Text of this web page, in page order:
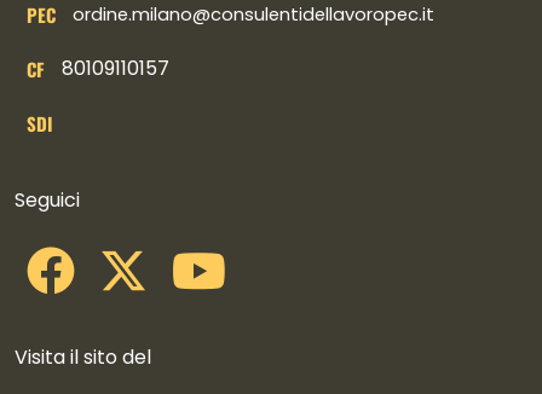
PEC ordine.milano@consulentidellavoropec.it
CF 80109110157
SDI
Seguici
Visita il sito del